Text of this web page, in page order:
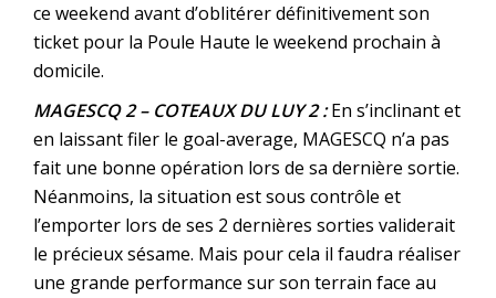
ce weekend avant d’oblitérer définitivement son
ticket pour la Poule Haute le weekend prochain à
domicile.
MAGESCQ 2 – COTEAUX DU LUY 2 :En s’inclinant et
en laissant filer le goal-average, MAGESCQ n’a pas
fait une bonne opération lors de sa dernière sortie.
Néanmoins, la situation est sous contrôle et
l’emporter lors de ses 2 dernières sorties validerait
le précieux sésame. Mais pour cela il faudra réaliser
une grande performance sur son terrain face au